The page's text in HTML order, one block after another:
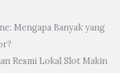
Mengapa Banyak yang
Resmi Lokal Slot Makin